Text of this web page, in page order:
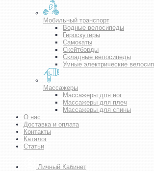
Мобильный транспорт
Водные велосипеды
Гироскутеры
Самокаты
Скейтборды
Складные велосипеды
Умные электрические
Массажеры
Массажеры для ног
Массажеры для плеч
Массажеры для спины
О нас
Доставка и оплата
Контакты
Каталог
Статьи
Личный Кабинет